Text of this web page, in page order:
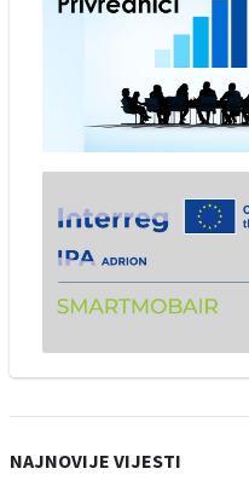
NAJNOVIJE VIJESTI